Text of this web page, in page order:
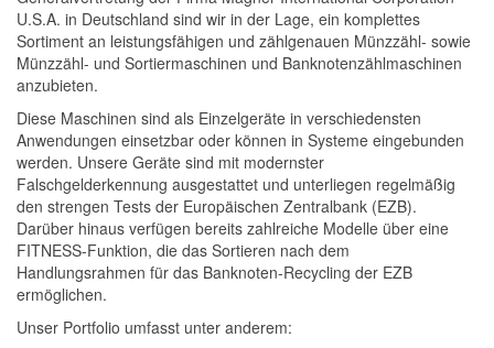
U.S.A. in Deutschland sind wir in der Lage, ein komplettes
Sortiment an leistungsfähigen und zählgenauen Münzzähl- sowie
Münzzähl- und Sortiermaschinen und Banknotenzählmaschinen
anzubieten.
Diese Maschinen sind als Einzelgeräte in verschiedensten
Anwendungen einsetzbar oder können in Systeme eingebunden
werden. Unsere Geräte sind mit modernster
Falschgelderkennung ausgestattet und unterliegen regelmäßig
den strengen Tests der Europäischen Zentralbank (EZB).
Darüber hinaus verfügen bereits zahlreiche Modelle über eine
FITNESS-Funktion, die das Sortieren nach dem
Handlungsrahmen für das Banknoten-Recycling der EZB
ermöglichen.
Unser Portfolio umfasst unter anderem: